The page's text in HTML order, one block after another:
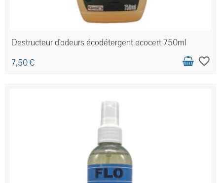
Destructeur d'odeurs écodétergent ecocert 750ml
7,50 €
favorite_border